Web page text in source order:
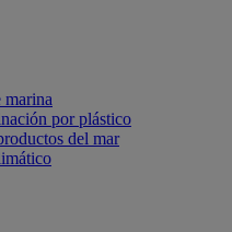
marina
por plástico
del mar